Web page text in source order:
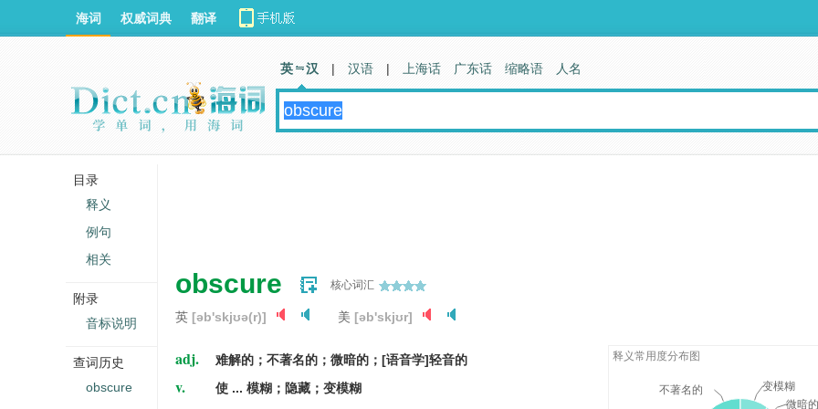
obscure 核心词汇
英 [əb'skjʊə(r)] 美 [əb'skjʊr]
adj. 难解的；不著名的；微暗的；[语音学]轻音的
v. 使 ... 模糊；隐藏；变模糊
释义常用度分布图
不著名的
变模糊
微暗的
海词 权威词典 翻译
英 汉 | 汉语 | 上海话 广东话 缩略语 人名
目录
释义
例句
相关
附录
音标说明
查词历史
obscure